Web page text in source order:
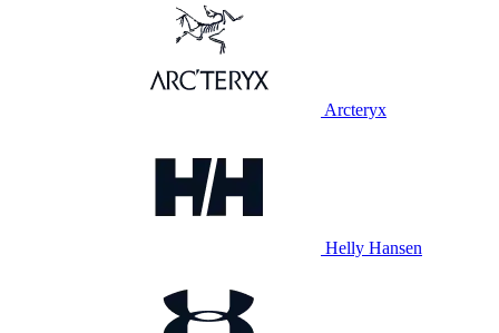
Arcteryx
Helly Hansen